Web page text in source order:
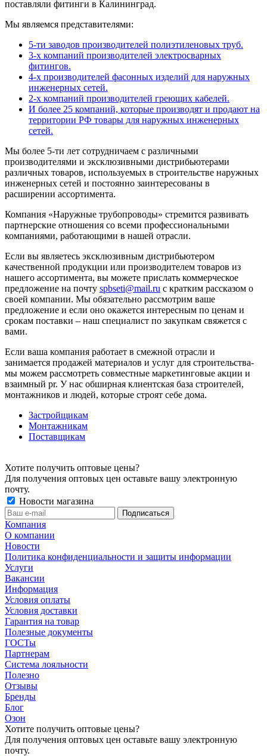
поставляли фитинги в Калининград.
Мы являемся представителями:
5-ти заводов производителей полиэтиленовых труб.
3-х компаний производителей электросварных
фитингов.
4-х производителей фасонных изделий для наружных
инженерных сетей.
2-х компаний производителей греющих кабелей.
И более 25 компаний, которые производят и продают на
территории РФ товары для наружных инженерных
сетей.
Мы более 5-ти лет сотрудничаем с различными
производителями и эксклюзивными дистрибьютерами
различных товаров, используемых в строительстве наружных
инженерных сетей и постоянно заинтересованы в
расширении ассортимента.
Компания «Наружные трубопроводы» стремится развивать
партнерские отношения со всеми профессиональными
компаниями, работающими в нашей отрасли.
Если вы являетесь эксклюзивным дистрибьютером
качественной продукции или производителем товаров из
нашего ассортимента, вы можете прислать коммерческое
предложение на почту spbseti@mail.ru с кратким рассказом о
своей компании. Мы обязательно рассмотрим ваше
предложение и если оно окажется интересным по ценам и
срокам поставки – наш специалист по закупкам свяжется с
вами.
Если ваша компания работает в смежной отрасли и
занимается продажей материалов и услуг для строительства-
мы можем рассмотреть совместные маркетинговые акции и
взаимный pr. У нас обширная клиентская база строителей,
монтажников и людей, которые строят себе дома.
Застройщикам
Монтажникам
Поставщикам
Хотите получить оптовые цены?
Для получения оптовых цен оставьте вашу электронную
почту.
Новости магазина
Компания
О компании
Новости
Политика конфиденциальности и защиты информации
Услуги
Вакансии
Информация
Условия оплаты
Условия доставки
Гарантия на товар
Полезные документы
ГОСТы
Партнерам
Система лояльности
Полезно
Отзывы
Бренды
Блог
Озон
Хотите получить оптовые цены?
Для получения оптовых цен оставьте вашу электронную
почту.